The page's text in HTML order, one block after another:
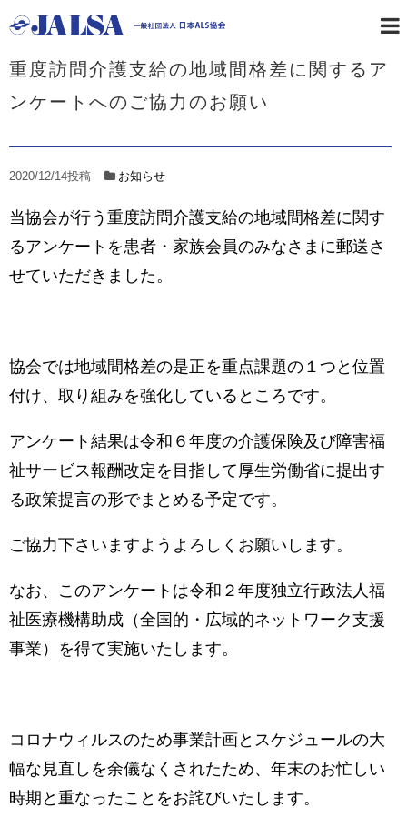
ホーム お知らせ
重度訪問介護支給の地域間格差に関するア
ンケートへのご協力のお願い
2020/12/14投稿 お知らせ
当協会が行う重度訪問介護支給の地域間格差に関す
るアンケートを患者・家族会員のみなさまに郵送さ
せていただきました。
協会では地域間格差の是正を重点課題の１つと位置
付け、取り組みを強化しているところです。
アンケート結果は令和６年度の介護保険及び障害福
祉サービス報酬改定を目指して厚生労働省に提出す
る政策提言の形でまとめる予定です。
ご協力下さいますようよろしくお願いします。
なお、このアンケートは令和２年度独立行政法人福
祉医療機構助成（全国的・広域的ネットワーク支援
事業）を得て実施いたします。
コロナウィルスのため事業計画とスケジュールの大
幅な見直しを余儀なくされたため、年末のお忙しい
時期と重なったことをお詫びいたします。